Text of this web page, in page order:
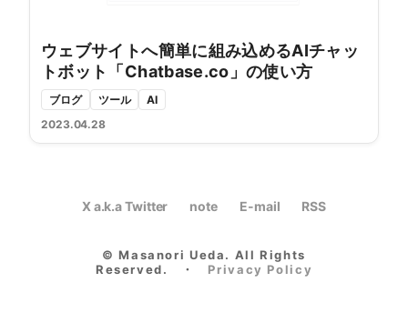
ウェブサイトへ簡単に組み込めるAIチャッ
トボット「Chatbase.co」の使い方
ブログ ツール
AI
2023.04.28
X a.k.a Twitter note E-mail RSS
© Masanori Ueda. All Rights
Reserved.
・ Privacy Policy